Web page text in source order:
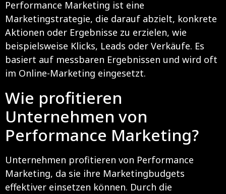
Performance Marketing ist eine
Marketingstrategie, die darauf abzielt, konkrete
Aktionen oder Ergebnisse zu erzielen, wie
beispielsweise Klicks, Leads oder Verkäufe. Es
basiert auf messbaren Ergebnissen und wird oft
im Online-Marketing eingesetzt.
Wie profitieren
Unternehmen von
Performance Marketing?
Unternehmen profitieren von Performance
Marketing, da sie ihre Marketingbudgets
effektiver einsetzen können. Durch die